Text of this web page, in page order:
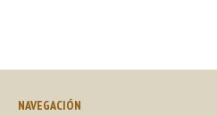
NAVEGACIÓN